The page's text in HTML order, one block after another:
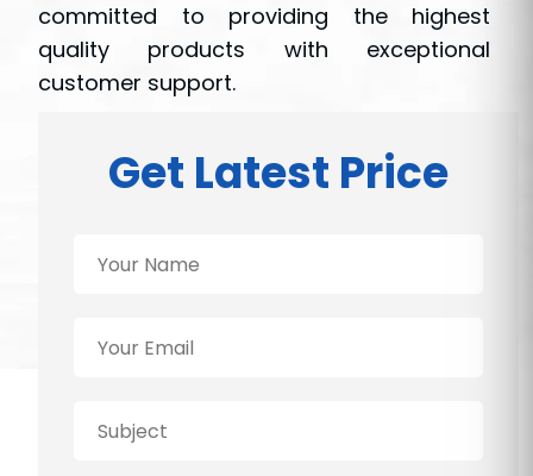
committed to providing the highest
quality products with exceptional
customer support.
Get Latest Price